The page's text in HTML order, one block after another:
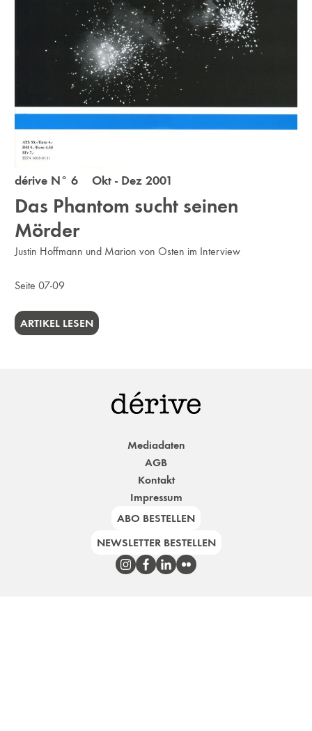
dérive N° 6 Okt - Dez 2001
Das Phantom sucht seinen
Mörder
Justin Hoffmann und Marion von Osten im Interview
Seite 07-09
ARTIKEL LESEN
Mediadaten
AGB
Kontakt
Impressum
ABO BESTELLEN
NEWSLETTER BESTELLEN